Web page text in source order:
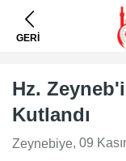
GERİ
Hz.
Kutlandı
Zeynebiye, 09